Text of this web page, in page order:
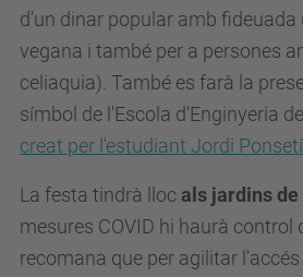
d’un dinar popular amb
vegana i també per a persones
celiaquia). També es farà la
símbol de l'Escola d'Enginyeria
creat per l'estudiant Jordi Ponsetí
La festa tindrà lloc als jardins
mesures COVID hi haurà control
recomana que per agilitar